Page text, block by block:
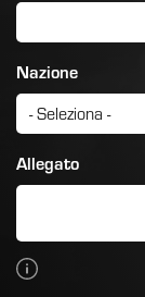
Nazione
Allegato